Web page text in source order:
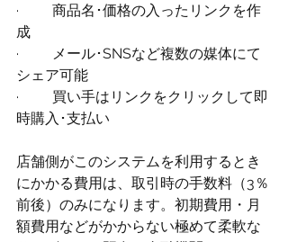
·	商品名･価格の入ったリンクを作
成
·	メール･SNSなど複数の媒体にて
シェア可能
·	買い手はリンクをクリックして即
時購入･支払い
店舗側がこのシステムを利用するとき
にかかる費用は、取引時の手数料（3％
前後）のみになります。初期費用・月
額費用などがかからない極めて柔軟な